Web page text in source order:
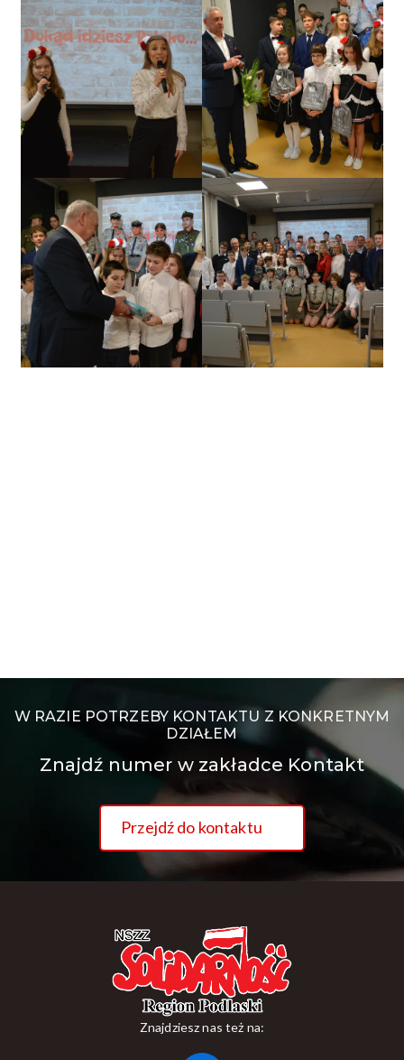
W RAZIE POTRZEBY KONTAKTU Z KONKRETNYM
DZIAŁEM
Znajdź numer w zakładce Kontakt
Przejdź do kontaktu
Znajdziesz nas też na: